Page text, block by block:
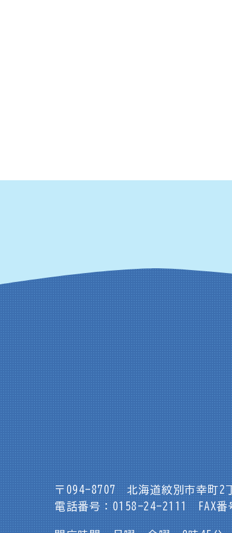
〒094-8707
北海道紋別市幸町2
電話番号：0158-24-2111
FAX